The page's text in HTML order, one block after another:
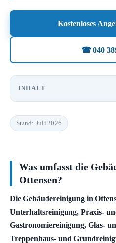
Kostenloses
☎ 040
INHALT
Stand: Juli 2026
Was umfasst die
Ottensen?
Die Gebäudereinigung in
Unterhaltsreinigung, Praxis-
Gastronomiereinigung, Glas-
Treppenhaus- und